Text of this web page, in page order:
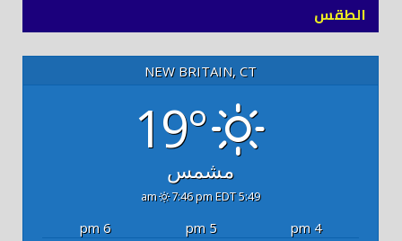
الطقس
NEW BRITAIN, CT
19°
مشمس
5:49 am
7:46 pm EDT
4 pm
5 pm
6 pm